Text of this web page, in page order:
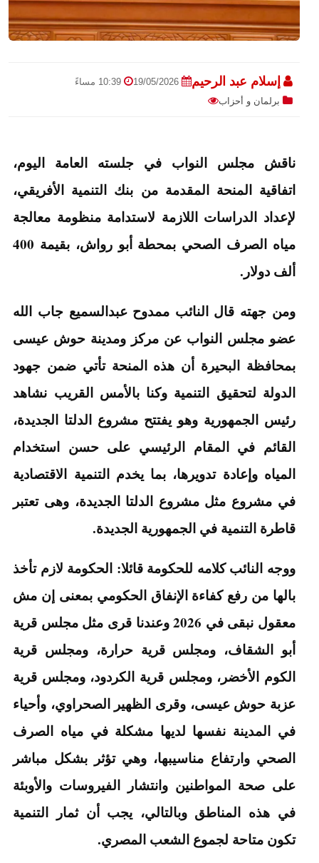
إسلام عبد الرحيم 19/05/2026
10:39 مساءً
برلمان و أحزاب
ناقش مجلس النواب في جلسته العامة اليوم،
اتفاقية المنحة المقدمة من بنك التنمية الأفريقي،
لإعداد الدراسات اللازمة لاستدامة منظومة معالجة
مياه الصرف الصحي بمحطة أبو رواش، بقيمة 400
ألف دولار.
ومن جهته قال النائب ممدوح عبدالسميع جاب الله
عضو مجلس النواب عن مركز ومدينة حوش عيسى
بمحافظة البحيرة أن هذه المنحة تأتي ضمن جهود
الدولة لتحقيق التنمية وكنا بالأمس القريب نشاهد
رئيس الجمهورية وهو يفتتح مشروع الدلتا الجديدة،
القائم في المقام الرئيسي على حسن استخدام
المياه وإعادة تدويرها، بما يخدم التنمية الاقتصادية
في مشروع مثل مشروع الدلتا الجديدة، وهى تعتبر
قاطرة التنمية في الجمهورية الجديدة.
ووجه النائب كلامه للحكومة قائلا: الحكومة لازم تأخذ
بالها من رفع كفاءة الإنفاق الحكومي بمعنى إن مش
معقول نبقى في 2026 وعندنا قرى مثل مجلس قرية
أبو الشقاف، ومجلس قرية حرارة، ومجلس قرية
الكوم الأخضر، ومجلس قرية الكردود، ومجلس قرية
عزبة حوش عيسى، وقرى الظهير الصحراوي، وأحياء
في المدينة نفسها لديها مشكلة في مياه الصرف
الصحي وارتفاع مناسيبها، وهي تؤثر بشكل مباشر
على صحة المواطنين وانتشار الفيروسات والأوبئة
في هذه المناطق وبالتالي، يجب أن ثمار التنمية
تكون متاحة لجموع الشعب المصري.